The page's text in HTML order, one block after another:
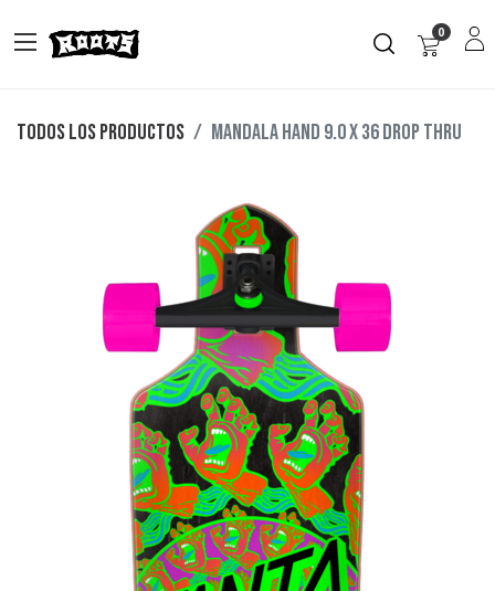
0
Todos los productos MANDALA HAND 9.0 X 36 DROP THRU